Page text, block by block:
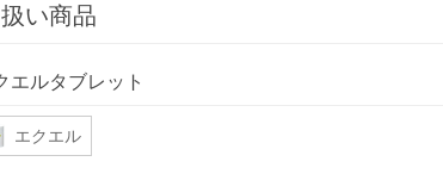
い商品
エルタブレット
エクエル